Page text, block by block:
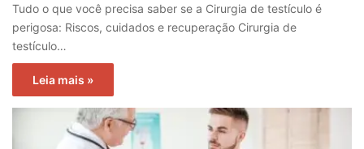
Tudo o que você precisa saber se a Cirurgia de testículo é
perigosa: Riscos, cuidados e recuperação Cirurgia de
testículo…
Leia mais »